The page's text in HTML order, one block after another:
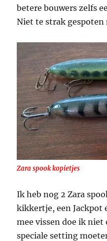
betere bouwers zelfs
Niet te strak gespoten
Zara spook kopietjes
Ik heb nog 2 Zara
kikkertje, een Jackpot
mee vissen doe ik niet
speciale setting